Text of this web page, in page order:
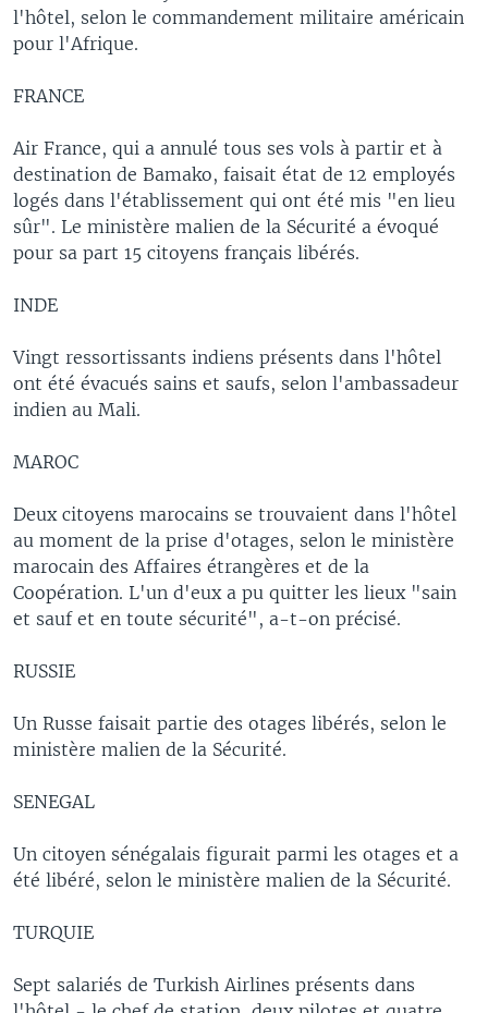
l'hôtel, selon le commandement militaire américain
pour l'Afrique.
FRANCE
Air France, qui a annulé tous ses vols à partir et à
destination de Bamako, faisait état de 12 employés
logés dans l'établissement qui ont été mis "en lieu
sûr". Le ministère malien de la Sécurité a évoqué
pour sa part 15 citoyens français libérés.
INDE
Vingt ressortissants indiens présents dans l'hôtel
ont été évacués sains et saufs, selon l'ambassadeur
indien au Mali.
MAROC
Deux citoyens marocains se trouvaient dans l'hôtel
au moment de la prise d'otages, selon le ministère
marocain des Affaires étrangères et de la
Coopération. L'un d'eux a pu quitter les lieux "sain
et sauf et en toute sécurité", a-t-on précisé.
RUSSIE
Un Russe faisait partie des otages libérés, selon le
ministère malien de la Sécurité.
SENEGAL
Un citoyen sénégalais figurait parmi les otages et a
été libéré, selon le ministère malien de la Sécurité.
TURQUIE
Sept salariés de Turkish Airlines présents dans